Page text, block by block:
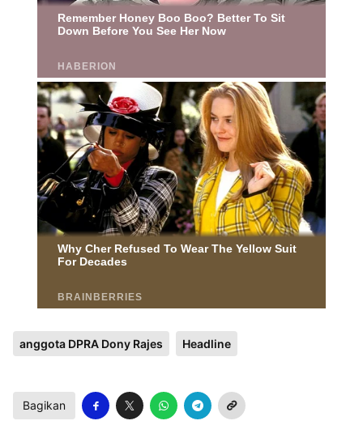
anggota DPRA Dony Rajes Headline
Bagikan